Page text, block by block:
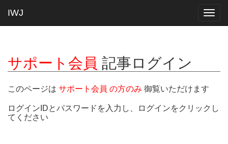
IWJ
サポート会員 記事ログイン
このページは サポート会員 の方のみ 御覧いただけます
ログインIDとパスワードを入力し、ログインをクリックし
てください